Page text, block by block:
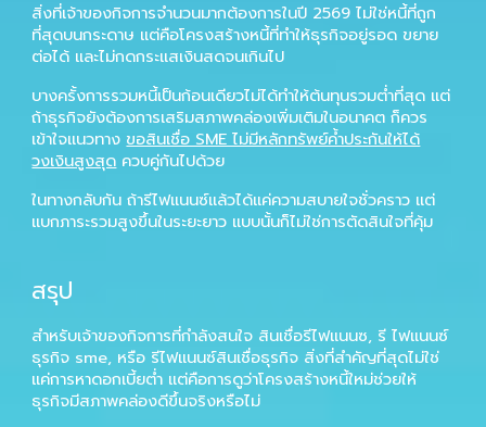
สิ่งที่เจ้าของกิจการจำนวนมากต้องการในปี 2569 ไม่ใช่หนี้ที่ถูก
ที่สุดบนกระดาษ แต่คือโครงสร้างหนี้ที่ทำให้ธุรกิจอยู่รอด ขยาย
ต่อได้ และไม่กดกระแสเงินสดจนเกินไป
บางครั้งการรวมหนี้เป็นก้อนเดียวไม่ได้ทำให้ต้นทุนรวมต่ำที่สุด แต่
ถ้าธุรกิจยังต้องการเสริมสภาพคล่องเพิ่มเติมในอนาคต ก็ควร
เข้าใจแนวทาง ขอสินเชื่อ SME ไม่มีหลักทรัพย์ค้ำประกันให้ได้
วงเงินสูงสุด ควบคู่กันไปด้วย
ในทางกลับกัน ถ้ารีไฟแนนซ์แล้วได้แค่ความสบายใจชั่วคราว แต่
แบกภาระรวมสูงขึ้นในระยะยาว แบบนั้นก็ไม่ใช่การตัดสินใจที่คุ้ม
สรุป
สำหรับเจ้าของกิจการที่กำลังสนใจ สินเชื่อรีไฟแนนซ, รี ไฟแนนซ์
ธุรกิจ sme, หรือ รีไฟแนนซ์สินเชื่อธุรกิจ สิ่งที่สำคัญที่สุดไม่ใช่
แค่การหาดอกเบี้ยต่ำ แต่คือการดูว่าโครงสร้างหนี้ใหม่ช่วยให้
ธุรกิจมีสภาพคล่องดีขึ้นจริงหรือไม่